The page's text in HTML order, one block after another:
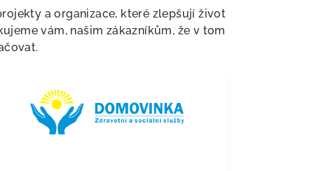
a organizace, které zlepšují život
vám, našim zákazníkům, že v tom